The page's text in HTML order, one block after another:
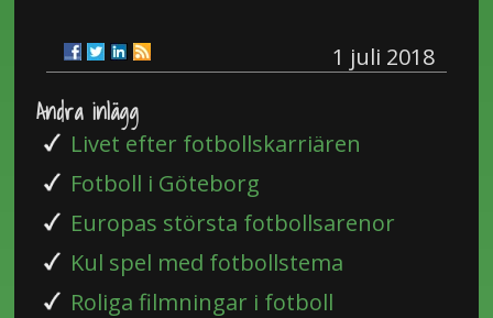
1 juli 2018
Andra inlägg
Livet efter fotbollskarriären
Fotboll i Göteborg
Europas största fotbollsarenor
Kul spel med fotbollstema
Roliga filmningar i fotboll